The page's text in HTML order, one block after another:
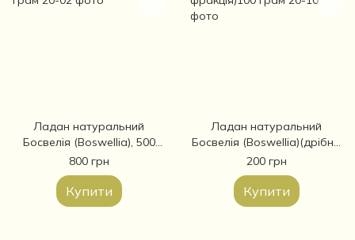
Ладан натуральний
Босвелія (Boswellia), 500
грам
800 грн
Купити
Ладан натуральний
Босвелія (Boswellia)(дрібна
фракція)100 грам
200 грн
Купити